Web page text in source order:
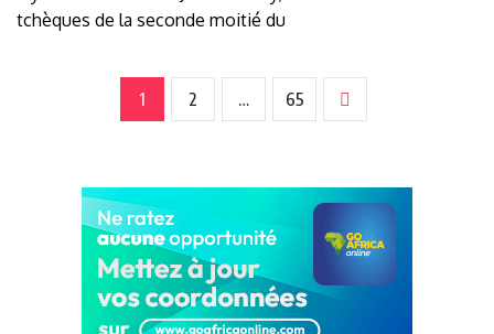
tchèques de la seconde moitié du
1 2 … 65